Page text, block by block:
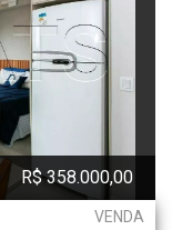
VENDA
R$ 358.000,00